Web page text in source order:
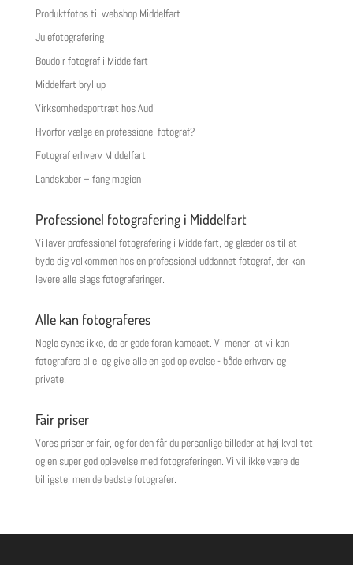
Produktfotos til webshop Middelfart
Julefotografering
Boudoir fotograf i Middelfart
Middelfart bryllup
Virksomhedsportræt hos Audi
Hvorfor vælge en professionel fotograf?
Fotograf erhverv Middelfart
Landskaber – fang magien
Professionel fotografering i Middelfart
Vi laver professionel fotografering i Middelfart, og glæder os til at
byde dig velkommen hos en professionel uddannet fotograf, der kan
levere alle slags fotograferinger.
Alle kan fotograferes
Nogle synes ikke, de er gode foran kameaet. Vi mener, at vi kan
fotografere alle, og give alle en god oplevelse - både erhverv og
private.
Fair priser
Vores priser er fair, og for den får du personlige billeder at høj kvalitet,
og en super god oplevelse med fotograferingen. Vi vil ikke være de
billigste, men de bedste fotografer.